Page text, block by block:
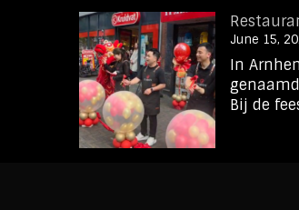
June 15,
In
Bij de